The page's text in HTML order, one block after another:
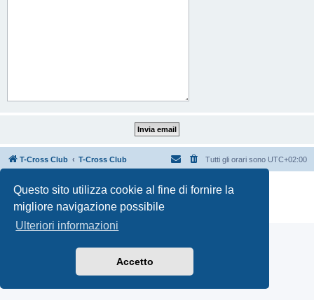
Questo sito utilizza cookie al fine di fornire la
migliore navigazione possibile
Ulteriori informazioni
Accetto
T-Cross Club T-Cross Club Tutti gli orari sono UTC+02:00
Creato da
® Forum Software © phpBB Limited
Privacy|Condizioni